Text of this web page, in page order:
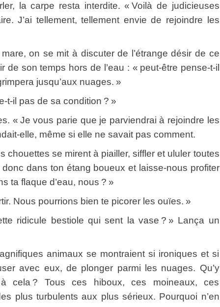
carpe resta interdite. « Voilà de judicieuses
J’ai tellement, tellement envie de rejoindre les
on se mit à discuter de l’étrange désir de ce
son temps hors de l’eau : « peut-être pense-t-il
jusqu’aux nuages. »
il pas de sa condition ? »
« Je vous parie que je parviendrai à rejoindre les
elle, même si elle ne savait pas comment.
se mirent à piailler, siffler et ululer toutes
dans ton étang boueux et laisse-nous profiter
ta flaque d’eau, nous ? »
Nous pourrions bien te picorer les ouïes. »
bestiole qui sent la vase ? » Lança un
animaux se montraient si ironiques et si
avec eux, de plonger parmi les nuages. Qu’y
à cela ? Tous ces hiboux, ces moineaux, ces
plus turbulents aux plus sérieux. Pourquoi n’en